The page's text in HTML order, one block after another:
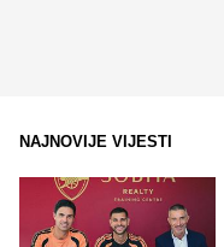
NAJNOVIJE VIJESTI